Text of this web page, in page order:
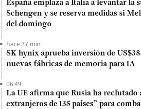
España emplaza a Italia a levantar la
Schengen y se reserva medidas si
del domingo
hace 37 min
SK hynix aprueba inversión de
nuevas fábricas de memoria para IA
06:49
La UE afirma que Rusia ha reclutado
extranjeros de 135 países” para